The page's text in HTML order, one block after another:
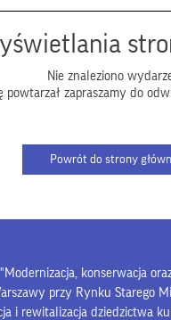
Nie znaleziono
powtarzał zapraszamy do
konserwacja
przy Rynku Starego
i rewitalizacja dziedzictwa